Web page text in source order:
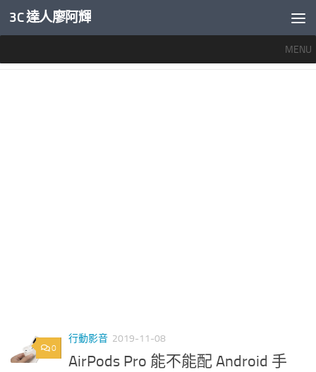
內文下方
3C 達人廖阿輝
MENU
0
行動影音 2019-11-08
AirPods Pro 能不能配 Android 手